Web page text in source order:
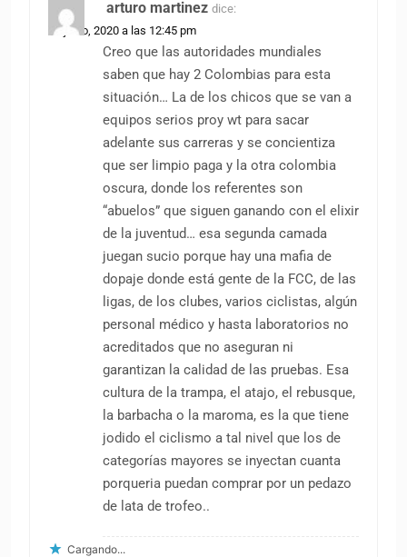
arturo martinez dice:
22 junio, 2020 a las 12:45 pm
Creo que las autoridades mundiales
saben que hay 2 Colombias para esta
situación… La de los chicos que se van a
equipos serios proy wt para sacar
adelante sus carreras y se concientiza
que ser limpio paga y la otra colombia
oscura, donde los referentes son
“abuelos” que siguen ganando con el elixir
de la juventud… esa segunda camada
juegan sucio porque hay una mafia de
dopaje donde está gente de la FCC, de las
ligas, de los clubes, varios ciclistas, algún
personal médico y hasta laboratorios no
acreditados que no aseguran ni
garantizan la calidad de las pruebas. Esa
cultura de la trampa, el atajo, el rebusque,
la barbacha o la maroma, es la que tiene
jodido el ciclismo a tal nivel que los de
categorías mayores se inyectan cuanta
porqueria puedan comprar por un pedazo
de lata de trofeo..
Cargando...